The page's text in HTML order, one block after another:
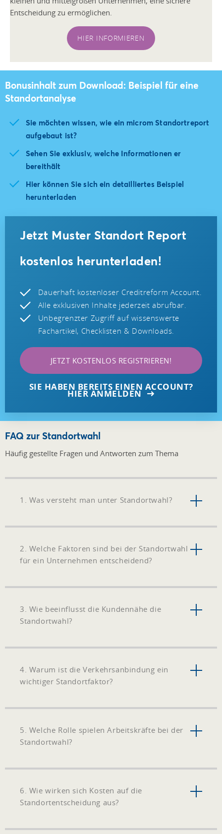
Entscheidung zu ermöglichen.
HIER INFORMIEREN
Bonusinhalt zum Download: Beispiel für eine
Standortanalyse
Sie möchten wissen, wie ein microm Standortreport
aufgebaut ist?
Sehen Sie exklusiv, welche Informationen er
bereithält
Hier können Sie sich ein detailliertes Beispiel
herunterladen
Jetzt Muster Standort Report
kostenlos herunterladen!
Dauerhaft kostenloser Creditreform Account.
Alle exklusiven Inhalte jederzeit abrufbar.
Unbegrenzter Zugriff auf wissenswerte
Fachartikel, Checklisten & Downloads.
JETZT KOSTENLOS REGISTRIEREN!
SIE HABEN BEREITS EINEN ACCOUNT?
HIER ANMELDEN
FAQ zur Standortwahl
Häufig gestellte Fragen und Antworten zum Thema
1. Was versteht man unter Standortwahl?
2. Welche Faktoren sind bei der Standortwahl
für ein Unternehmen entscheidend?
3. Wie beeinflusst die Kundennähe die
Standortwahl?
4. Warum ist die Verkehrsanbindung ein
wichtiger Standortfaktor?
5. Welche Rolle spielen Arbeitskräfte bei der
Standortwahl?
6. Wie wirken sich Kosten auf die
Standortentscheidung aus?